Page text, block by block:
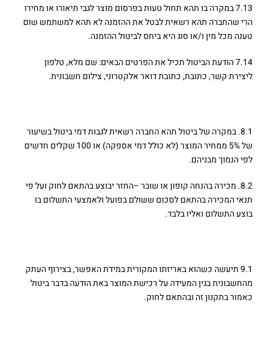
7.13 במקרה בו תהא תחול טעות בפרסום מוצר לגבי תיאורו או מחירו
הרי שהחברה תהא רשאית לבטל את ההזמנה לא תהא למשתמש שום
טענה מכל מין ו/או סוג היא ביחס לביטול ההזמנה.
7.14 הודעת הביטול תכיל את הפרטים הבאים: שם מלא, טלפון
ליצירת קשר, כתובת, כתובת דואר אלקטרוני, צילום חשבונית.
8.1. במקרה של ביטול תהא החברה רשאית לגבות דמי ביטול בשיעור
של 5% ממחיר המוצר (לא כולל דמי אספקה) או 100 שקלים חדשים
לפי הנמוך מבניהם.
8.2. מכירה בהנחה קופון או שובר –החזר יבוצע בהתאם לחוק ועל פי
תנאי המכירה בהתאם לסכום ששולם בפועל ולאמצעי התשלום בו
בוצע התשלום ואליו בלבד.
9.1 תיעשה כשהוא באריזתו המקורית במידת האפשר, בצירוף העתק
מהחשבונית בגין המעידה על רכישת המוצר באת הודעה בדבר ביטול
כאמור בתקנון זה ובהתאם לחוק.